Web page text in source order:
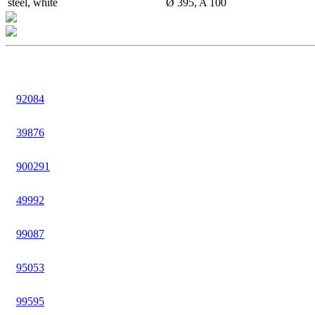
steel, white
Ø 395, A 100
92084
39876
900291
49992
99087
95053
99595